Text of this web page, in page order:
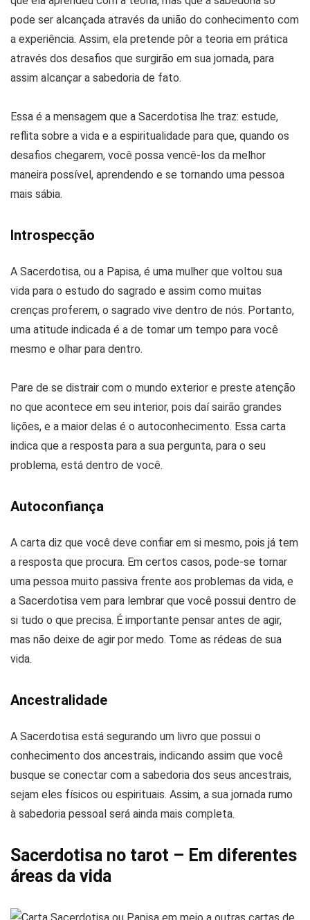
pode ser alcançada através da união do conhecimento com
a experiência. Assim, ela pretende pôr a teoria em prática
através dos desafios que surgirão em sua jornada, para
assim alcançar a sabedoria de fato.
Essa é a mensagem que a Sacerdotisa lhe traz: estude,
reflita sobre a vida e a espiritualidade para que, quando os
desafios chegarem, você possa vencê-los da melhor
maneira possível, aprendendo e se tornando uma pessoa
mais sábia.
Introspecção
A Sacerdotisa, ou a Papisa, é uma mulher que voltou sua
vida para o estudo do sagrado e assim como muitas
crenças proferem, o sagrado vive dentro de nós. Portanto,
uma atitude indicada é a de tomar um tempo para você
mesmo e olhar para dentro.
Pare de se distrair com o mundo exterior e preste atenção
no que acontece em seu interior, pois daí sairão grandes
lições, e a maior delas é o autoconhecimento. Essa carta
indica que a resposta para a sua pergunta, para o seu
problema, está dentro de você.
Autoconfiança
A carta diz que você deve confiar em si mesmo, pois já tem
a resposta que procura. Em certos casos, pode-se tornar
uma pessoa muito passiva frente aos problemas da vida, e
a Sacerdotisa vem para lembrar que você possui dentro de
si tudo o que precisa. É importante pensar antes de agir,
mas não deixe de agir por medo. Tome as rédeas de sua
vida.
Ancestralidade
A Sacerdotisa está segurando um livro que possui o
conhecimento dos ancestrais, indicando assim que você
busque se conectar com a sabedoria dos seus ancestrais,
sejam eles físicos ou espirituais. Assim, a sua jornada rumo
à sabedoria pessoal será ainda mais completa.
Sacerdotisa no tarot – Em diferentes
áreas da vida